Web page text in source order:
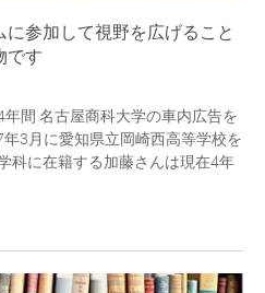
参加して視野を広げること
です
間 名古屋商科大学の車内広告を
3月に愛知県立岡崎西高等学校を
科に在籍する加藤さんは現在4年